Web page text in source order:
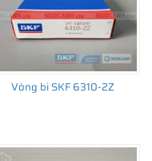
Vòng bi SKF 6310-2Z